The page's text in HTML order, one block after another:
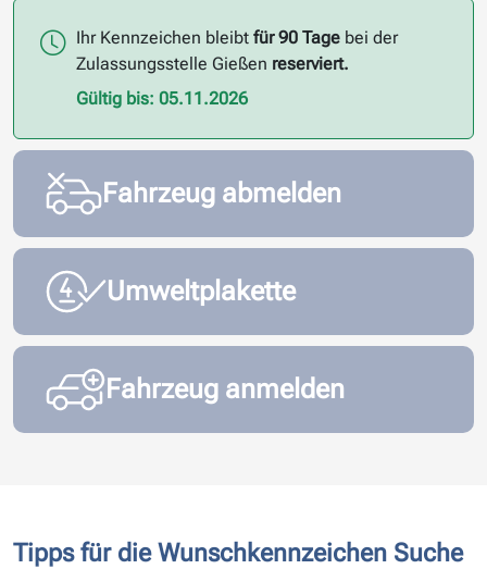
Ihr Kennzeichen bleibtfür 90 Tage bei der
Zulassungsstelle Gießen reserviert.
Gültig bis: 05.11.2026
Fahrzeug abmelden
Umweltplakette
Fahrzeug anmelden
Tipps für die Wunschkennzeichen Suche